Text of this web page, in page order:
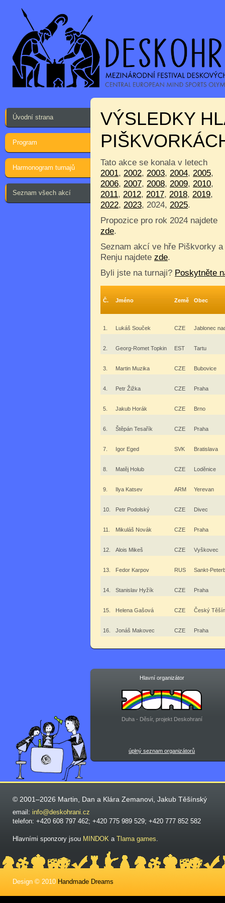
Úvodní strana
Program
Harmonogram turnajů
Seznam všech akcí
VÝSLEDKY
Tato akce se konala v letech
2001, 2002, 2003, 2004, 2005,
2006, 2007, 2008, 2009, 2010,
2011, 2012, 2017, 2018, 2019,
2022, 2023, 2024, 2025.
Propozice pro rok 2024 najdete
zde.
Seznam akcí ve hře Piškvorky a
Renju najdete zde.
Byli jste na turnaji? Poskytněte
Č. Jméno Země Obec
1. Lukáš Souček CZE Jablonec
2. Georg-Romet Topkin EST Tartu
3. Martin Muzika CZE Bubovice
4. Petr Žižka CZE Praha
5. Jakub Horák CZE Brno
6. Štěpán Tesařík CZE Praha
7. Igor Eged SVK Bratislava
8. Matěj Holub CZE Loděnice
9. Ilya Katsev ARM Yerevan
10. Petr Podolský CZE Divec
11. Mikuláš Novák CZE Praha
12. Alois Mikeš CZE Vyškovec
13. Fedor Karpov RUS Sankt-
14. Stanislav Hyžík CZE Praha
15. Helena Gašová CZE Český Těšín
16. Jonáš Makovec CZE Praha
Hlavní organizátor
Duha - Děsír, projekt Deskohraní
úplný seznam organizátorů
© 2001–2026 Martin, Dan a Klára Zemanovi, Jakub Těšínský
email: info@deskohrani.cz
telefon: +420 608 797 462; +420 775 989 529; +420 777 852 582
Hlavními sponzory jsou MINDOK a Tlama games.
Design © 2010 Handmade Dreams